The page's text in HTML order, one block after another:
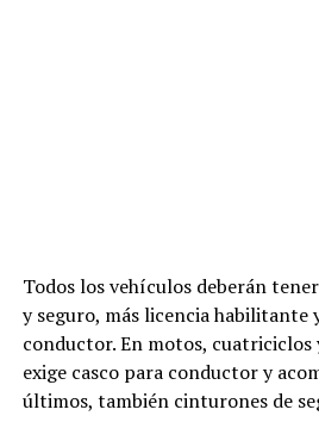
Todos los vehículos deberán
y seguro, más licencia habilitante
conductor. En motos, cuatriciclos
exige casco para conductor y
últimos, también cinturones de